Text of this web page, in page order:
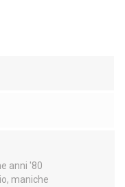
anni '80
maniche